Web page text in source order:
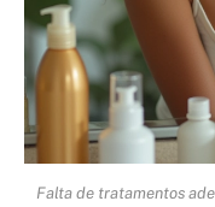
Falta de tratamentos